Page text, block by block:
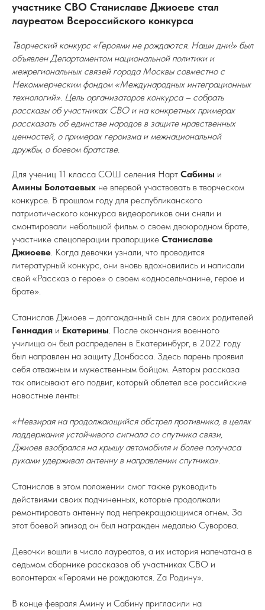
участнике СВО Станиславе Джиоеве стал
лауреатом Всероссийского конкурса
Творческий конкурс «Героями не рождаются. Наши дни!» был
объявлен Департаментом национальной политики и
межрегиональных связей города Москвы совместно с
Некоммерческим фондом «Международных интеграционных
технологий». Цель организаторов конкурса – собрать
рассказы об участниках СВО и на конкретных примерах
рассказать об единстве народов в защите нравственных
ценностей, о примерах героизма и межнациональной
дружбы, о боевом братстве.
Для учениц 11 класса СОШ селения Нарт Сабины и
Амины Болотаевых не впервой участвовать в творческом
конкурсе. В прошлом году для республиканского
патриотического конкурса видеороликов они сняли и
смонтировали небольшой фильм о своем двоюродном брате,
участнике спецоперации прапорщике Станиславе
Джиоеве. Когда девочки узнали, что проводится
литературный конкурс, они вновь вдохновились и написали
свой «Рассказ о герое» о своем «односельчанине, герое и
брате».
Станислав Джиоев – долгожданный сын для своих родителей
Геннадия и Екатерины. После окончания военного
училища он был распределен в Екатеринбург, в 2022 году
был направлен на защиту Донбасса. Здесь парень проявил
себя отважным и мужественным бойцом. Авторы рассказа
так описывают его подвиг, который облетел все российские
новостные ленты:
«Невзирая на продолжающийся обстрел противника, в целях
поддержания устойчивого сигнала со спутника связи,
Джиоев взобрался на крышу автомобиля и более получаса
руками удерживал антенну в направлении спутника».
Станислав в этом положении смог также руководить
действиями своих подчиненных, которые продолжали
ремонтировать антенну под непрекращающимся огнем. За
этот боевой эпизод он был награжден медалью Суворова.
Девочки вошли в число лауреатов, а их история напечатана в
седьмом сборнике рассказов об участниках СВО и
волонтерах «Героями не рождаются. Zа Родину».
В конце февраля Амину и Сабину пригласили на